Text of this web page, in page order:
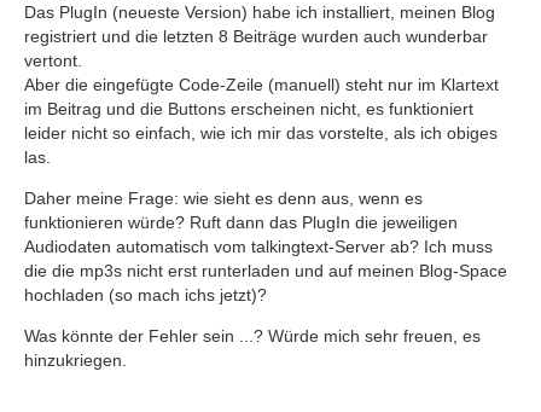
Das PlugIn (neueste Version) habe ich installiert, meinen Blog
registriert und die letzten 8 Beiträge wurden auch wunderbar
vertont.
Aber die eingefügte Code-Zeile (manuell) steht nur im Klartext
im Beitrag und die Buttons erscheinen nicht, es funktioniert
leider nicht so einfach, wie ich mir das vorstelte, als ich obiges
las.
Daher meine Frage: wie sieht es denn aus, wenn es
funktionieren würde? Ruft dann das PlugIn die jeweiligen
Audiodaten automatisch vom talkingtext-Server ab? Ich muss
die die mp3s nicht erst runterladen und auf meinen Blog-Space
hochladen (so mach ichs jetzt)?
Was könnte der Fehler sein ...? Würde mich sehr freuen, es
hinzukriegen.